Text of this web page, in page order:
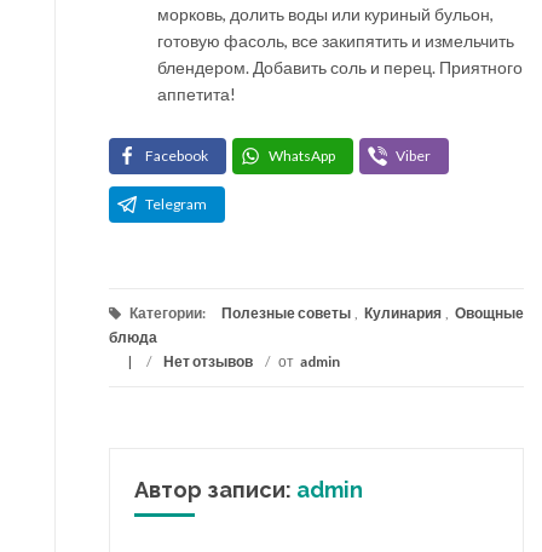
морковь, долить воды или куриный бульон,
готовую фасоль, все закипятить и измельчить
блендером. Добавить соль и перец. Приятного
аппетита!
Facebook WhatsApp Viber
Telegram
Категории: Полезные советы , Кулинария , Овощные
блюда
/
Нет отзывов / от admin
Автор записи: admin